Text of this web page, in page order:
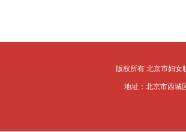
版权所有 北京市妇女
地址：北京市西城